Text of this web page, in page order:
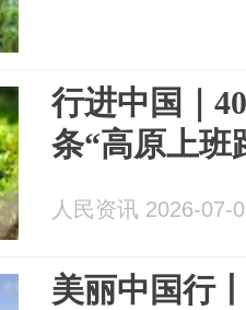
行进中国｜
条“高原上班
人民资讯 2026-07-
美丽中国行